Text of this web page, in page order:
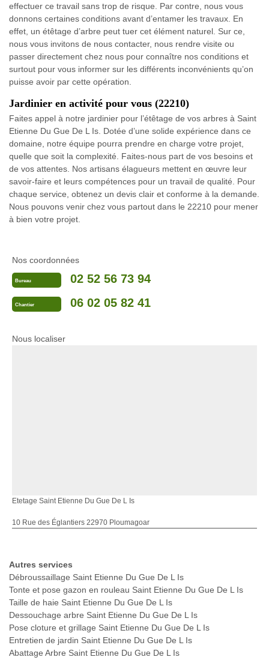
effectuer ce travail sans trop de risque. Par contre, nous vous
donnons certaines conditions avant d’entamer les travaux. En
effet, un étêtage d’arbre peut tuer cet élément naturel. Sur ce,
nous vous invitons de nous contacter, nous rendre visite ou
passer directement chez nous pour connaître nos conditions et
surtout pour vous informer sur les différents inconvénients qu’on
puisse avoir par cette opération.
Jardinier en activité pour vous (22210)
Faites appel à notre jardinier pour l’étêtage de vos arbres à Saint
Etienne Du Gue De L Is. Dotée d’une solide expérience dans ce
domaine, notre équipe pourra prendre en charge votre projet,
quelle que soit la complexité. Faites-nous part de vos besoins et
de vos attentes. Nos artisans élagueurs mettent en œuvre leur
savoir-faire et leurs compétences pour un travail de qualité. Pour
chaque service, obtenez un devis clair et conforme à la demande.
Nous pouvons venir chez vous partout dans le 22210 pour mener
à bien votre projet.
Nos coordonnées
Bureau 02 52 56 73 94
Chantier 06 02 05 82 41
Nous localiser
Etetage Saint Etienne Du Gue De L Is
10 Rue des Églantiers 22970 Ploumagoar
Autres services
Débroussaillage Saint Etienne Du Gue De L Is
Tonte et pose gazon en rouleau Saint Etienne Du Gue De L Is
Taille de haie Saint Etienne Du Gue De L Is
Dessouchage arbre Saint Etienne Du Gue De L Is
Pose cloture et grillage Saint Etienne Du Gue De L Is
Entretien de jardin Saint Etienne Du Gue De L Is
Abattage Arbre Saint Etienne Du Gue De L Is